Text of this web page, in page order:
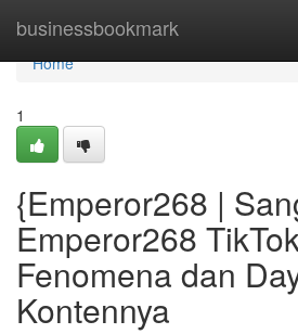
businessbookmark
Home
Home
1
{Emperor268 |
Emperor268
Fenomena dan
Kontennya